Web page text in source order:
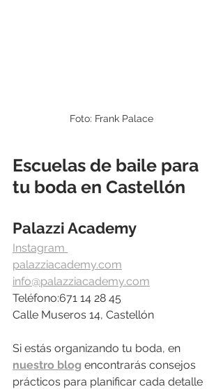
Foto: Frank Palace
Escuelas de baile para
tu boda en Castellón
Palazzi Academy
Instagram
palazziacademy.com
info@palazziacademy.com
Teléfono:671 14 28 45
Calle Museros 14, Castellón
Si estás organizando tu boda, en
nuestro blog encontrarás consejos
prácticos para planificar cada detalle